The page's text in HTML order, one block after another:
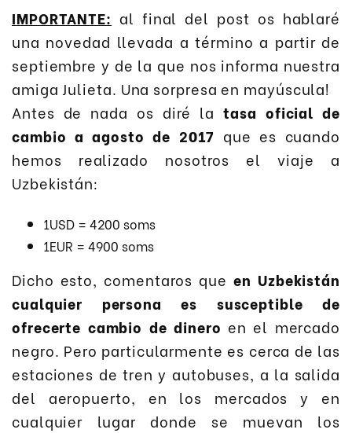
IMPORTANTE: al final del post os hablaré
una novedad llevada a término a partir de
septiembre y de la que nos informa nuestra
amiga Julieta. Una sorpresa en mayúscula!
Antes de nada os diré latasa oficial de
cambio a agosto de 2017 que es cuando
hemos realizado nosotros el viaje a
Uzbekistán:
1USD = 4200 soms
1EUR = 4900 soms
Dicho esto, comentaros queen Uzbekistán
cualquier persona es susceptible de
ofrecerte cambio de dinero en el mercado
negro. Pero particularmente es cerca de las
estaciones de tren y autobuses, a la salida
del aeropuerto, en los mercados y en
cualquier lugar donde se muevan los